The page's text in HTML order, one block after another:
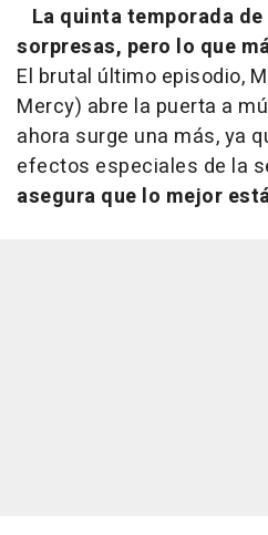
La quinta temporada de
sorpresas, pero lo que
El brutal último episodio,
Mercy) abre la puerta a
ahora surge una más, ya
efectos especiales de la
asegura que lo mejor